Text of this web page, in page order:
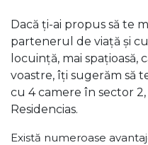
Dacă ți-ai propus să te
partenerul de viață și
locuință, mai spațioasă,
voastre, îți sugerăm să
cu 4 camere în sector
Residencias.
Există numeroase